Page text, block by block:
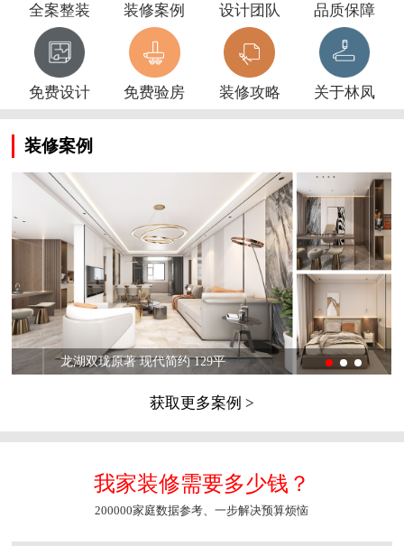
全案整装 装修案例 设计团队 品质保障
免费设计 免费验房 装修攻略 关于林凤
装修案例
龙湖双珑原著 现代简约 129平
获取更多案例 >
我家装修需要多少钱？
200000家庭数据参考、一步解决预算烦恼